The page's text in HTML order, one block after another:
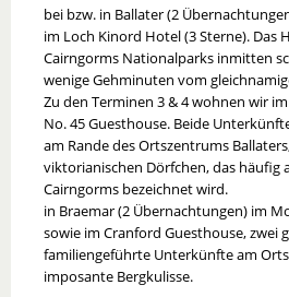
bei bzw. in Ballater (2
im Loch Kinord Hotel (3 Sterne). Das
Cairngorms Nationalparks inmitten
wenige Gehminuten vom
Zu den Terminen 3 & 4 wohnen wir
No. 45 Guesthouse. Beide
am Rande des Ortszentrums
viktorianischen Dörfchen, das häufig
Cairngorms bezeichnet wird.
in Braemar (2 Übernachtungen) im
sowie im Cranford Guesthouse, zwei
familiengeführte Unterkünfte am
imposante Bergkulisse.